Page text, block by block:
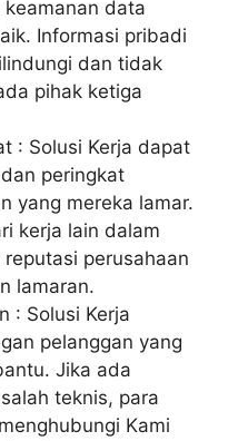
data
Informasi pribadi
dan tidak
pihak ketiga
: Solusi Kerja dapat
peringkat
yang mereka lamar.
kerja lain dalam
perusahaan
lamaran.
: Solusi Kerja
pelanggan yang
Jika ada
teknis, para
Kami